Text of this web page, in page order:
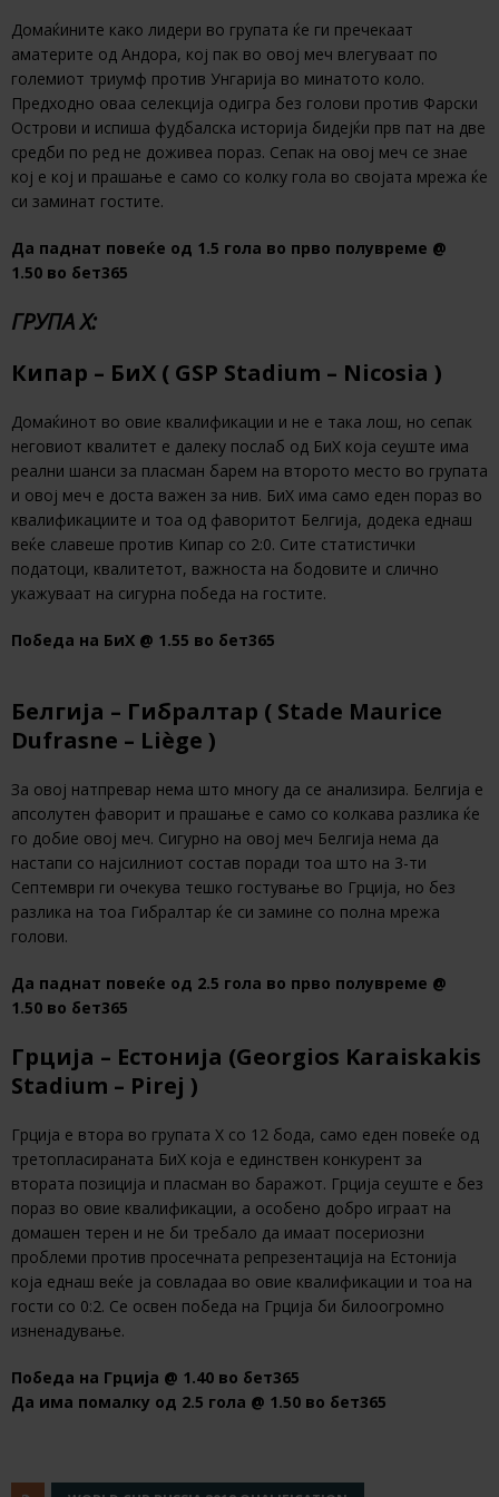
Домаќините како лидери во групата ќе ги пречекаат
аматерите од Андора, кој пак во овој меч влегуваат по
големиот триумф против Унгарија во минатото коло.
Предходно оваа селекција одигра без голови против Фарски
Острови и испиша фудбалска историја бидејќи прв пат на две
средби по ред не доживеа пораз. Сепак на овој меч се знае
кој е кој и прашање е само со колку гола во својата мрежа ќе
си заминат гостите.
Да паднат повеќе од 1.5 гола во прво полувреме @
1.50 во бет365
ГРУПА Х:
Кипар – БиХ ( GSP Stadium – Nicosia )
Домаќинот во овие квалификации и не е така лош, но сепак
неговиот квалитет е далеку послаб од БиХ која сеуште има
реални шанси за пласман барем на второто место во групата
и овој меч е доста важен за нив. БиХ има само еден пораз во
квалификациите и тоа од фаворитот Белгија, додека еднаш
веќе славеше против Кипар со 2:0. Сите статистички
податоци, квалитетот, важноста на бодовите и слично
укажуваат на сигурна победа на гостите.
Победа на БиХ @ 1.55 во бет365
Белгија – Гибралтар ( Stade Maurice
Dufrasne – Liège )
За овој натпревар нема што многу да се анализира. Белгија е
апсолутен фаворит и прашање е само со колкава разлика ќе
го добие овој меч. Сигурно на овој меч Белгија нема да
настапи со најсилниот состав поради тоа што на 3-ти
Септември ги очекува тешко гостување во Грција, но без
разлика на тоа Гибралтар ќе си замине со полна мрежа
голови.
Да паднат повеќе од 2.5 гола во прво полувреме @
1.50 во бет365
Грција – Естонија (Georgios Karaiskakis
Stadium – Pirej )
Грција е втора во групата Х со 12 бода, само еден повеќе од
третопласираната БиХ која е единствен конкурент за
втората позиција и пласман во баражот. Грција сеуште е без
пораз во овие квалификации, а особено добро играат на
домашен терен и не би требало да имаат посериозни
проблеми против просечната репрезентација на Естонија
која еднаш веќе ја совладаа во овие квалификации и тоа на
гости со 0:2. Се освен победа на Грција би билоогромно
изненадување.
Победа на Грција @ 1.40 во бет365
Да има помалку од 2.5 гола @ 1.50 во бет365